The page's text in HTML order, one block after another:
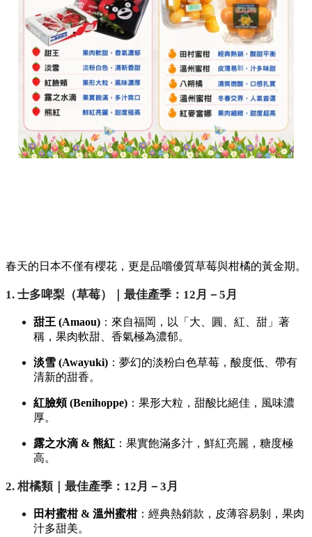
春天的日本不僅有櫻花，更是品嚐優質草莓與柑橘的黃金期。
1. 士多啤梨（草莓）｜最佳產季：12月－5月
甜王 (Amaou) ：來自福岡，以「大、圓、紅、甜」著
稱，果肉軟甜、香氣極為濃郁。
淡雪 (Awayuki) ：夢幻的淡粉白色草莓，酸度低、帶有
清新的甜香。
紅臉頰 (Benihoppe) ：果形大粒，甜酸比絕佳，風味濃
厚。
露之水滴 & 熊紅 ：果實飽滿多汁，鮮紅亮麗，糖度極
高。
2. 柑橘類｜最佳產季：12月－3月
田村蜜柑 & 溫州蜜柑：經典熱銷款，皮薄容易剝，果肉
汁多甜美。